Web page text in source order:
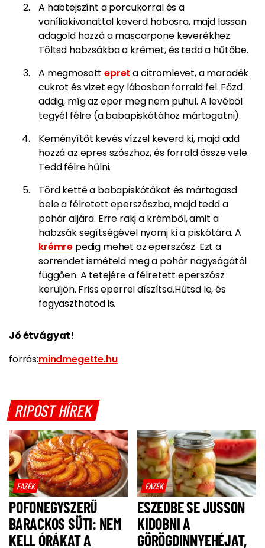
A habtejszínt a porcukorral és a
vaníliakivonattal keverd habosra, majd lassan
adagold hozzá a mascarpone keverékhez.
Töltsd habzsákba a krémet, és tedd a hűtőbe.
A megmosottepreta citromlevet, a maradék
cukrot és vizet egy lábosban forrald fel. Főzd
addig, míg az eper meg nem puhul. A levéből
tegyél félre (a babapiskótához mártogatni).
Keményítőt kevés vízzel keverd ki, majd add
hozzá az epres szószhoz, és forrald össze vele.
Tedd félre hűlni.
Törd ketté a babapiskótákat és mártogasd
bele a félretett eperszószba, majd tedd a
pohár aljára. Erre rakj a krémből, amit a
habzsák segítségével nyomj ki a piskótára. A
krémre pedig mehet az eperszósz. Ezt a
sorrendet ismételd meg a pohár nagyságától
függően. A tetejére a félretett eperszósz
kerüljön. Friss eperrel díszítsd.Hűtsd le, és
fogyaszthatod is.
Jó étvágyat!
forrás:mindmegette.hu
RIPOST HÍREK
FAZÉK
POFONEGYSZERŰ
BARACKOS SÜTI: NEM
KELL ÓRÁKAT A
FAZÉK
ESZEDBE SE JUSSON
KIDOBNI A
GÖRÖGDINNYEHÉJAT,